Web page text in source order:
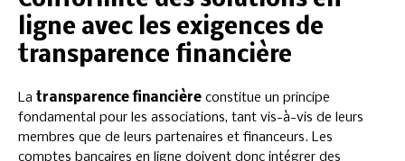
ligne avec les exigences de
transparence financière
La transparence financière constitue un principe
fondamental pour les associations, tant vis-à-vis de leurs
membres que de leurs partenaires et financeurs. Les
comptes bancaires en ligne doivent donc intégrer des